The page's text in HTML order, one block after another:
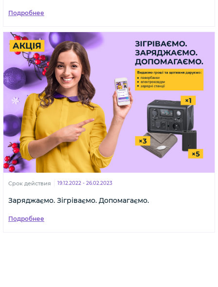
Подробнее
Срок действия 19.12.2022 - 26.02.2023
Заряджаємо. Зігріваємо. Допомагаємо.
Подробнее